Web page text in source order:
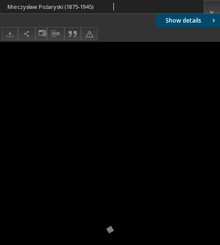
Show details
Mieczysław Pożaryski (1875-1945)